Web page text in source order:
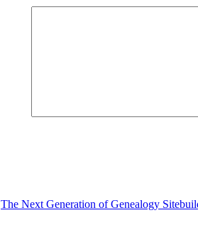
The Next Generation of Genealogy